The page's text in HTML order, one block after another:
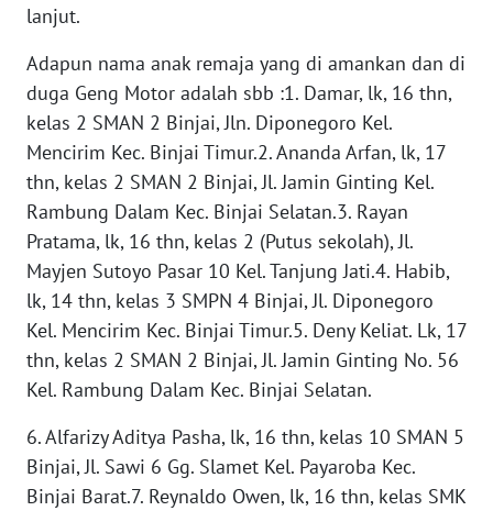
lanjut.
Adapun nama anak remaja yang di amankan dan di
duga Geng Motor adalah sbb :1. Damar, lk, 16 thn,
kelas 2 SMAN 2 Binjai, Jln. Diponegoro Kel.
Mencirim Kec. Binjai Timur.2. Ananda Arfan, lk, 17
thn, kelas 2 SMAN 2 Binjai, Jl. Jamin Ginting Kel.
Rambung Dalam Kec. Binjai Selatan.3. Rayan
Pratama, lk, 16 thn, kelas 2 (Putus sekolah), Jl.
Mayjen Sutoyo Pasar 10 Kel. Tanjung Jati.4. Habib,
lk, 14 thn, kelas 3 SMPN 4 Binjai, Jl. Diponegoro
Kel. Mencirim Kec. Binjai Timur.5. Deny Keliat. Lk, 17
thn, kelas 2 SMAN 2 Binjai, Jl. Jamin Ginting No. 56
Kel. Rambung Dalam Kec. Binjai Selatan.
6. Alfarizy Aditya Pasha, lk, 16 thn, kelas 10 SMAN 5
Binjai, Jl. Sawi 6 Gg. Slamet Kel. Payaroba Kec.
Binjai Barat.7. Reynaldo Owen, lk, 16 thn, kelas SMK
WN
WN
NTB
WN
SULTENG
WN
SULBAR
WN
BABEL
WN
SUMBAR